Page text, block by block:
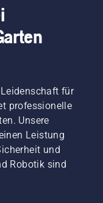
für
professionelle
Unsere
Leistung
und
Robotik sind